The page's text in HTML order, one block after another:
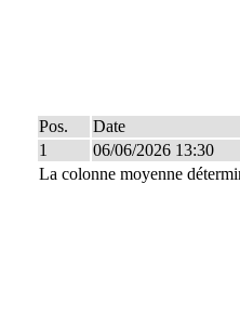
Pos. Date
1
06/06/2026 13:30
La colonne moyenne